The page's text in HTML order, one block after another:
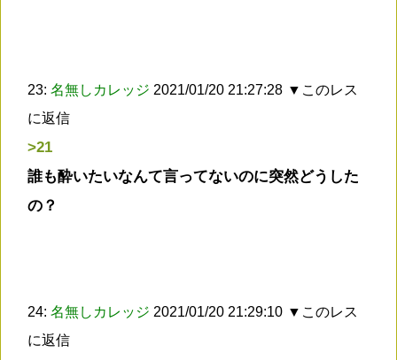
23: 名無しカレッジ 2021/01/20 21:27:28 ▼このレス
に返信
>21
誰も酔いたいなんて言ってないのに突然どうした
の？
24: 名無しカレッジ 2021/01/20 21:29:10 ▼このレス
に返信